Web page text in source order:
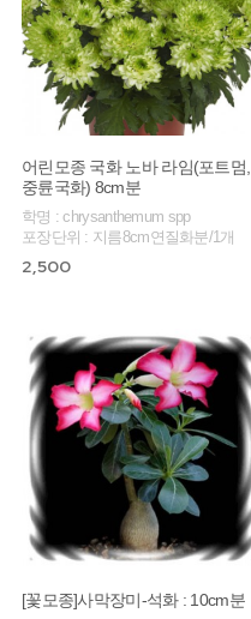
어린모종 국화 노바 라임(포트멈,
중륜국화) 8cm분
학명 : chrysanthemum spp
포장단위 : 지름8cm연질화분/1개
2,500
[꽃모종]사막장미-석화 : 10cm분